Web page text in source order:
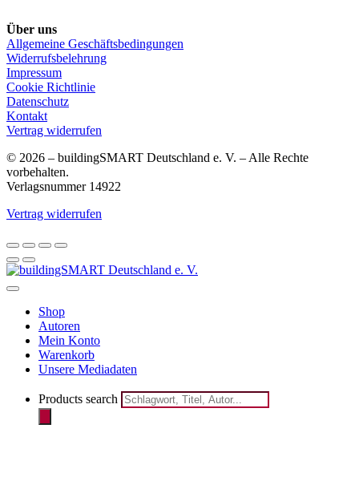
Über uns
Allgemeine Geschäftsbedingungen
Widerrufsbelehrung
Impressum
Cookie Richtlinie
Datenschutz
Kontakt
Vertrag widerrufen
© 2026 – buildingSMART Deutschland e. V. – Alle Rechte
vorbehalten.
Verlagsnummer 14922
Vertrag widerrufen
Shop
Autoren
Mein Konto
Warenkorb
Unsere Mediadaten
Products search